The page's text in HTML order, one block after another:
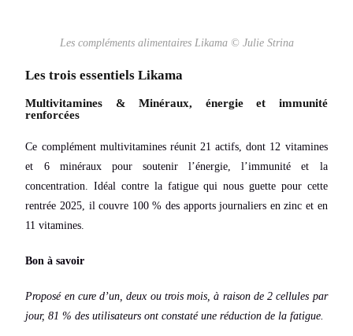
Les compléments alimentaires Likama © Julie Strina
Les trois essentiels Likama
Multivitamines & Minéraux, énergie et immunité
renforcées
Ce complément multivitamines réunit 21 actifs, dont 12 vitamines
et 6 minéraux pour soutenir l’énergie, l’immunité et la
concentration. Idéal contre la fatigue qui nous guette pour cette
rentrée 2025, il couvre 100 % des apports journaliers en zinc et en
11 vitamines.
Bon à savoir
Proposé en cure d’un, deux ou trois mois, à raison de 2 cellules par
jour, 81 % des utilisateurs ont constaté une réduction de la fatigue.